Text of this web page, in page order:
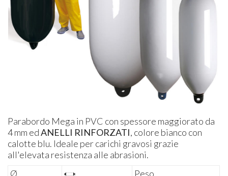
Parabordo Mega in PVC con spessore maggiorato da
4 mm edANELLI RINFORZATI, colore bianco con
calotte blu. Ideale per carichi gravosi grazie
all'elevata resistenza alle abrasioni.
Ø
Peso